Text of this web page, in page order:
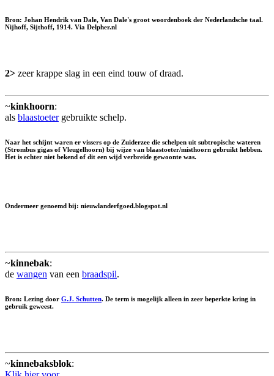
Bron: Johan Hendrik van Dale, Van Dale's groot woordenboek der Nederlandsche taal.
Nijhoff, Sijthoff, 1914. Via Delpher.nl
2> zeer krappe slag in een eind touw of draad.
~kinkhoorn:
als blaastoetergebruikte schelp.
Naar het schijnt waren er vissers op de Zuiderzee die schelpen uit subtropische wateren
(Strombus gigas of Vleugelhoorn) bij wijze van blaastoeter/misthoorn gebruikt hebben.
Het is echter niet bekend of dit een wijd verbreide gewoonte was.
Ondermeer genoemd bij: nieuwlanderfgoed.blogspot.nl
~kinnebak:
de wangen van een braadspil.
Bron: Lezing door G.J. Schutten. De term is mogelijk alleen in zeer beperkte kring in
gebruik geweest.
~kinnebaksblok: